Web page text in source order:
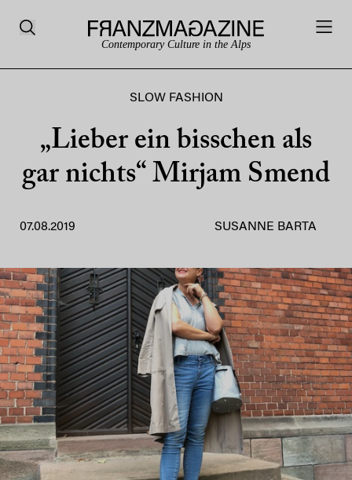
Contemporary Culture in the Alps
SLOW FASHION
„Lieber ein bisschen als
gar nichts“ Mirjam Smend
07.08.2019 SUSANNE BARTA